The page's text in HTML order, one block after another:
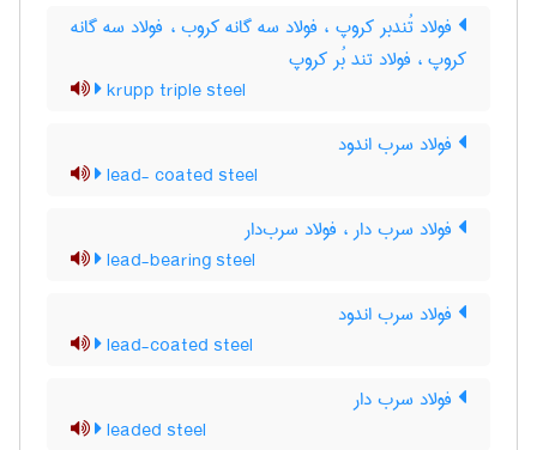
فولاد تُندبر کروپ ، فولاد سه گانه کروب ، فولاد سه گانه
کروپ ، فولاد تند بُر کروپ
krupp triple steel
فولاد سرب اندود
lead- coated steel
فولاد سرب دار ، فولاد سرب‌دار
lead-bearing steel
فولاد سرب اندود
lead-coated steel
فولاد سرب دار
leaded steel